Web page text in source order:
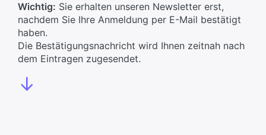
Wichtig: Sie erhalten unseren Newsletter erst,
nachdem Sie Ihre Anmeldung per E-Mail bestätigt
haben.
Die Bestätigungsnachricht wird Ihnen zeitnah nach
dem Eintragen zugesendet.
↓